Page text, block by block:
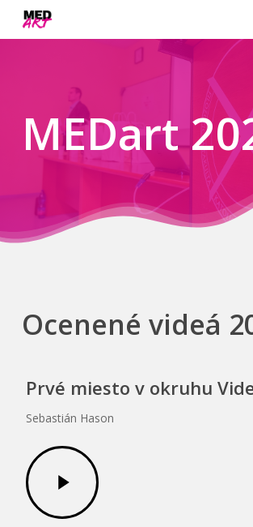
MEDart
Ocenené videá
Prvé miesto v okruhu
Sebastián Hason
Play
Video